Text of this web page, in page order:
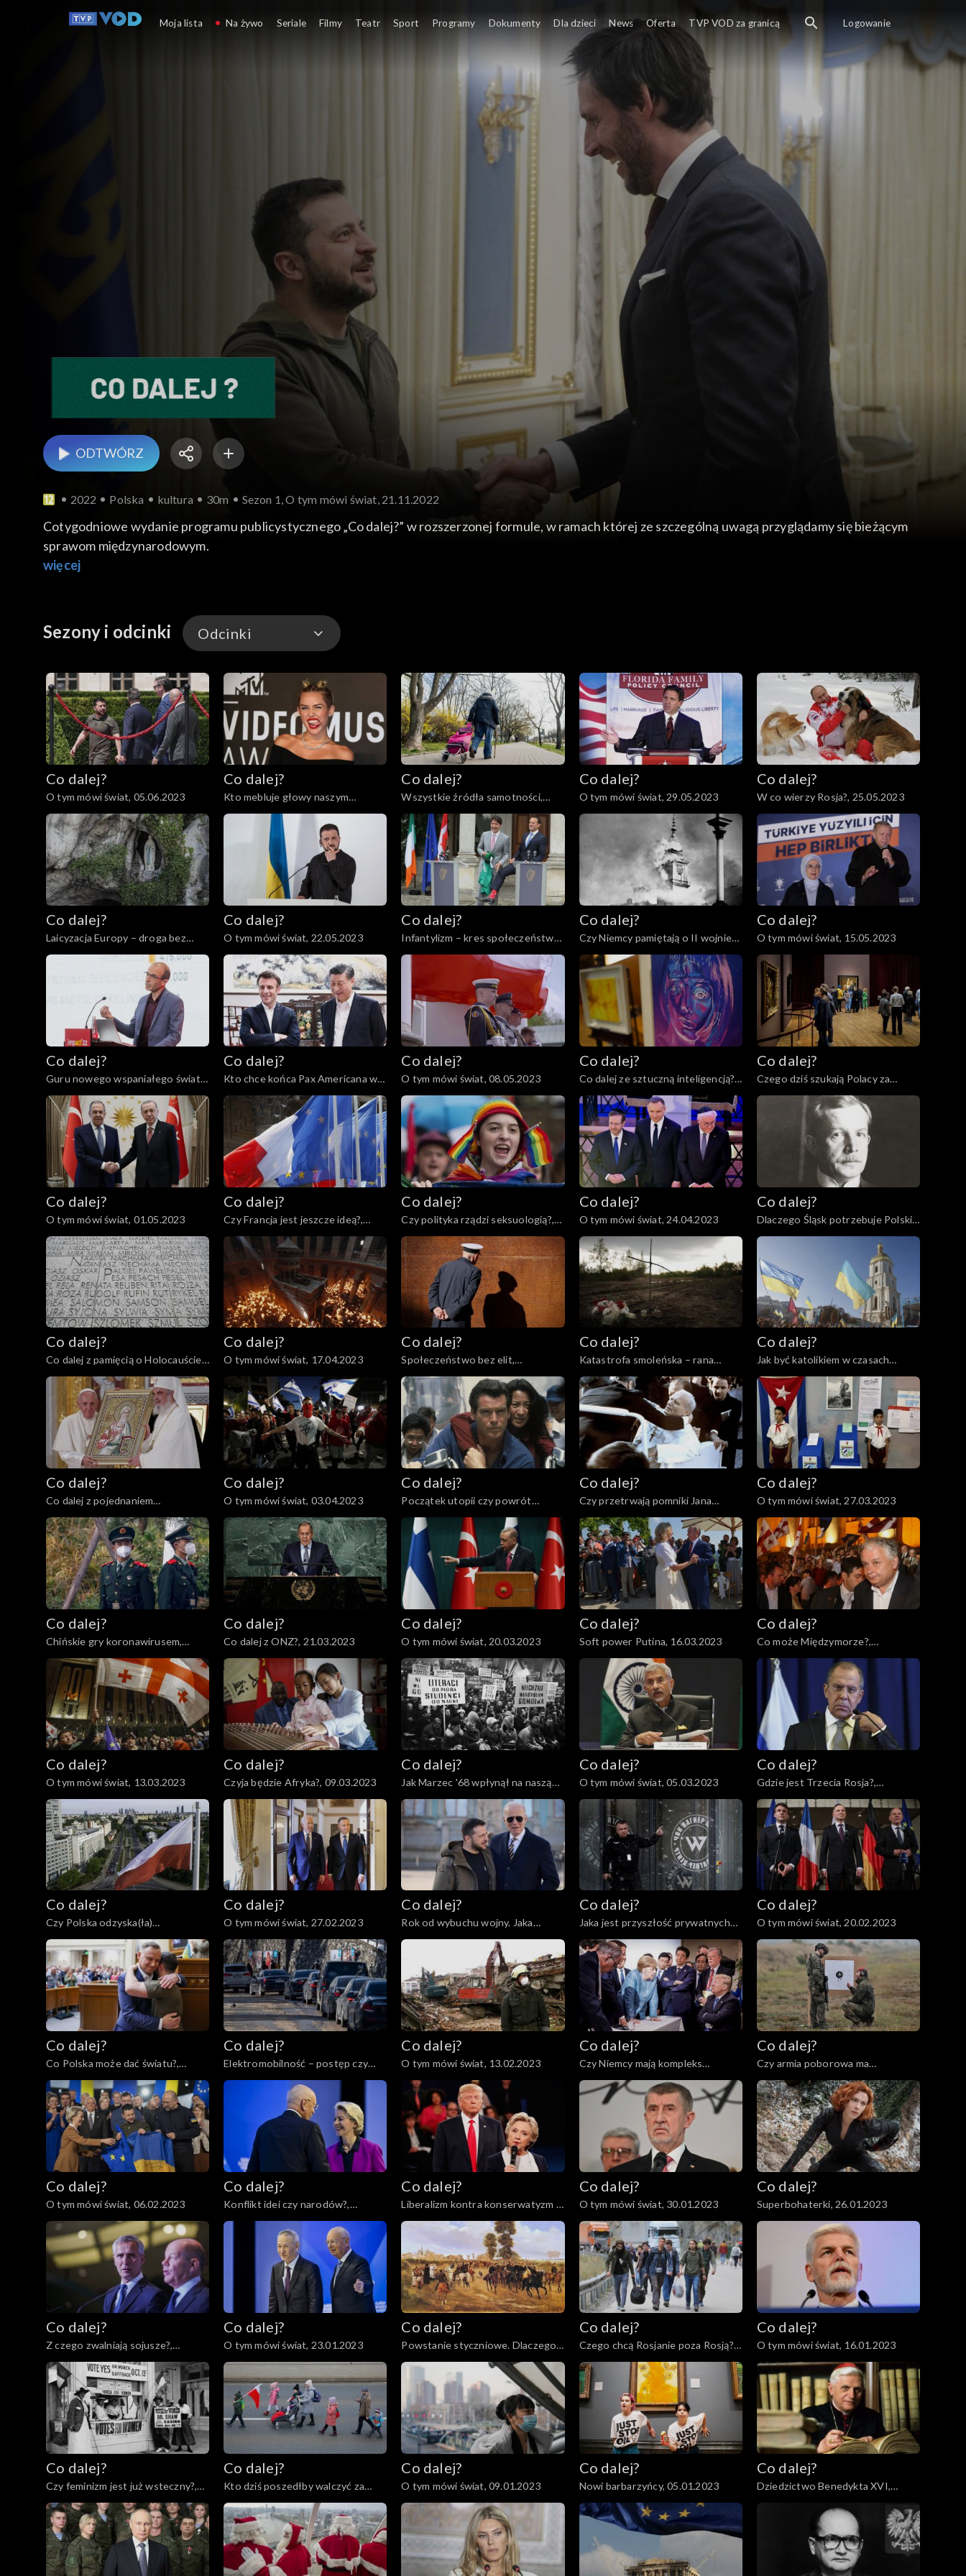
Co dalej?
ODTWÓRZ
2022 Polska kultura 30m Sezon 1, O tym mówi świat, 21.11.2022
Cotygodniowe wydanie programu publicystycznego „Co dalej?” w rozszerzonej formule, w ramach której ze szczególną uwagą przyglądamy się bieżącym
sprawom międzynarodowym.
więcej
Sezony i odcinki Odcinki
Odcinki
Co dalej?
O tym mówi świat, 05.06.2023
Co dalej?
Kto mebluje głowy naszym
dzieciom?, 01.06.2023
Co dalej?
Wszystkie źródła samotności,
30.05.2023
Co dalej?
O tym mówi świat, 29.05.2023
Co dalej?
W co wierzy Rosja?, 25.05.2023
Co dalej?
Laicyzacja Europy – droga bez
powrotu?, 23.05.2023
Co dalej?
O tym mówi świat, 22.05.2023
Co dalej?
Infantylizm – kres społeczeństwa
obywatelskiego, 18.05.2023
Co dalej?
Czy Niemcy pamiętają o II wojnie
światowej?, 16.05.2023
Co dalej?
O tym mówi świat, 15.05.2023
Co dalej?
Guru nowego wspaniałego świata
czy grabarze człowieczeństwa?,
11.05.2023
Co dalej?
Kto chce końca Pax Americana w
Europie?, 09.05.2023
Co dalej?
O tym mówi świat, 08.05.2023
Co dalej?
Co dalej ze sztuczną inteligencją?,
04.05.2023
Co dalej?
Czego dziś szukają Polacy za
granicą?, 02.05.2023
Co dalej?
O tym mówi świat, 01.05.2023
Co dalej?
Czy Francja jest jeszcze ideą?,
27.04.2023
Co dalej?
Czy polityka rządzi seksuologią?,
25.04.2023
Co dalej?
O tym mówi świat, 24.04.2023
Co dalej?
Dlaczego Śląsk potrzebuje Polski?,
20.04.2023
Co dalej?
Co dalej z pamięcią o Holocauście?
80. rocznica powstania w getcie
warszawskim, 18.04.2023
Co dalej?
O tym mówi świat, 17.04.2023
Co dalej?
Społeczeństwo bez elit,
13.04.2023
Co dalej?
Katastrofa smoleńska – rana
otwarta czy zabliźniona?,
11.04.2023
Co dalej?
Jak być katolikiem w czasach
wojny?, 06.04.2023
Co dalej?
Co dalej z pojednaniem
katolicyzmu i prawosławia?,
04.04.2023
Co dalej?
O tym mówi świat, 03.04.2023
Co dalej?
Początek utopii czy powrót
cenzury?, 30.03.2023
Co dalej?
Czy przetrwają pomniki Jana
Pawła II?, 28.03.2023
Co dalej?
O tym mówi świat, 27.03.2023
Co dalej?
Chińskie gry koronawirusem,
23.03.2023
Co dalej?
Co dalej z ONZ?, 21.03.2023
Co dalej?
O tym mówi świat, 20.03.2023
Co dalej?
Soft power Putina, 16.03.2023
Co dalej?
Co może Międzymorze?,
14.03.2023
Co dalej?
O tym mówi świat, 13.03.2023
Co dalej?
Czyja będzie Afryka?, 09.03.2023
Co dalej?
Jak Marzec '68 wpłynął na naszą
historię?, 07.03.2023
Co dalej?
O tym mówi świat, 05.03.2023
Co dalej?
Gdzie jest Trzecia Rosja?,
02.03.2023
Co dalej?
Czy Polska odzyska(ła)
tożsamość?, 28.02.2023
Co dalej?
O tym mówi świat, 27.02.2023
Co dalej?
Rok od wybuchu wojny. Jaka
przyszłość czeka Ukrainę i świat?,
Co dalej?
Jaka jest przyszłość prywatnych
armii?, 21.02.2023
Co dalej?
O tym mówi świat, 20.02.2023
Co dalej?
Co Polska może dać światu?,
16.02.2023
Co dalej?
Elektromobilność – postęp czy
regres?, 14.02.2023
Co dalej?
O tym mówi świat, 13.02.2023
Co dalej?
Czy Niemcy mają kompleks
Ameryki?, 09.02.2023
Co dalej?
Czy armia poborowa ma
przyszłość?, 07.02.2023
Co dalej?
O tym mówi świat, 06.02.2023
Co dalej?
Konflikt idei czy narodów?,
02.02.2023
Co dalej?
Liberalizm kontra konserwatyzm –
czyj koniec jest bliższy?,
31.01.2023
Co dalej?
O tym mówi świat, 30.01.2023
Co dalej?
Superbohaterki, 26.01.2023
Co dalej?
Z czego zwalniają sojusze?,
24.01.2023
Co dalej?
O tym mówi świat, 23.01.2023
Co dalej?
Powstanie styczniowe. Dlaczego
miało sens?, 19.01.2023
Co dalej?
Czego chcą Rosjanie poza Rosją?,
17.01.2023
Co dalej?
O tym mówi świat, 16.01.2023
Co dalej?
Czy feminizm jest już wsteczny?,
12.01.2023
Co dalej?
Kto dziś poszedłby walczyć za
Polskę?, 10.01.2023
Co dalej?
O tym mówi świat, 09.01.2023
Co dalej?
Nowi barbarzyńcy, 05.01.2023
Co dalej?
Dziedzictwo Benedykta XVI,
Moja lista Na żywo Seriale Filmy Teatr Sport Programy Dokumenty Dla dzieci News Oferta TVP VOD za granicą Logowanie